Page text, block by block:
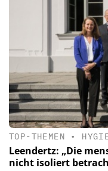
TOP-THEMEN •
Leendertz: „Die
nicht isoliert